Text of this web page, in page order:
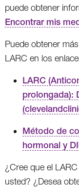
puede obtener
Encontrar mis
Puede obtener
LARC en los
LARC
prolongada):
Método de
hormonal y
¿Cree que el
usted? ¿Desea